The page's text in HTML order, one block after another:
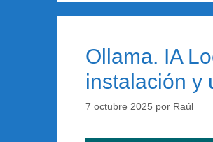
Ollama. IA
instalación y
7 octubre 2025 por Raúl